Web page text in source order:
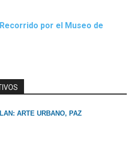
Recorrido por el Museo de
ARTE URBANO, PAZ